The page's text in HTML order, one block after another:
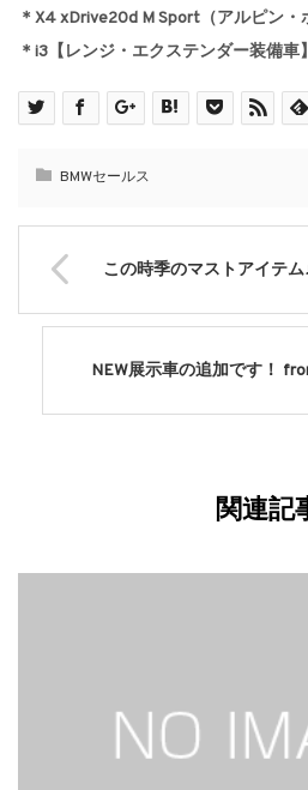
＊X4 xDrive20d M Sport（アルピン・
＊i3【レンジ・エクステンダー装備車
BMWセールス
この時季のマストアイテム
NEW展示車の追加です！
関連記